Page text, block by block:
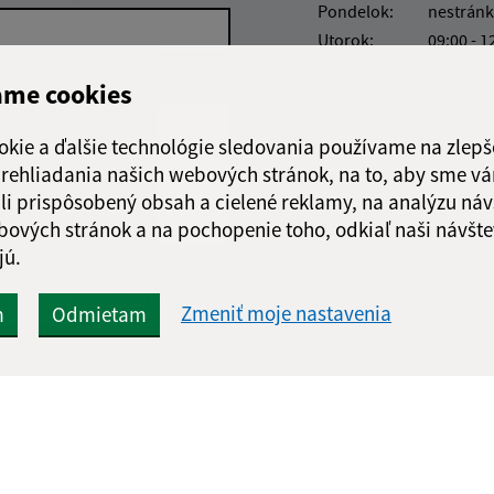
cookies
a ďalšie technológie sledovania používame na
našich webových stránok, na to, aby sme
prispôsobený obsah a cielené reklamy, na analýzu
stránok a na pochopenie toho, odkiaľ naši
Odmietam Zmeniť moje nastavenia
Google reCaptcha Response
Odoslať
správu
Pondelok:
Utorok:
09:00 -
Obedňajšia
5.8.-